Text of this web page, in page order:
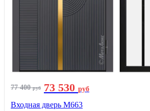
77 400руб 73 530 руб
Входная дверь М663